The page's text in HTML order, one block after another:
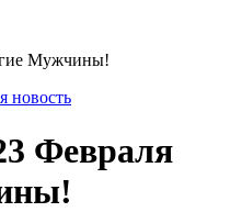
Мужчины!
новость
Февраля